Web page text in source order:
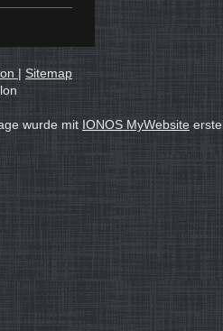
| Sitemap
wurde mit IONOS MyWebsite